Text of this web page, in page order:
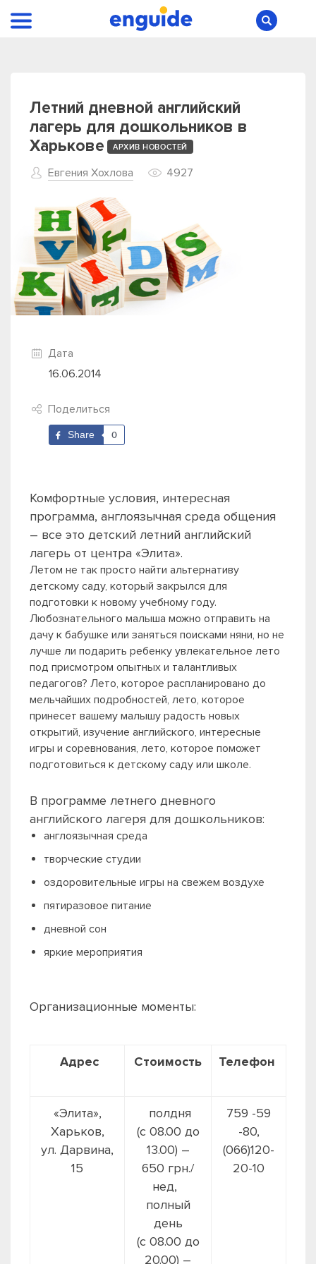
Летний дневной английский
лагерь для дошкольников в
Харькове
АРХИВ НОВОСТЕЙ
Евгения Хохлова 4927
Дата
16.06.2014
Поделиться
Share 0
Комфортные условия, интересная
программа, англоязычная среда общения
– все это детский летний английский
лагерь от центра «Элита».
Летом не так просто найти альтернативу
детскому саду, который закрылся для
подготовки к новому учебному году.
Любознательного малыша можно отправить на
дачу к бабушке или заняться поисками няни, но не
лучше ли подарить ребенку увлекательное лето
под присмотром опытных и талантливых
педагогов? Лето, которое распланировано до
мельчайших подробностей, лето, которое
принесет вашему малышу радость новых
открытий, изучение английского, интересные
игры и соревнования, лето, которое поможет
подготовиться к детскому саду или школе.
В программе летнего дневного
английского лагеря для дошкольников:
англоязычная среда
творческие студии
оздоровительные игры на свежем воздухе
пятиразовое питание
дневной сон
яркие мероприятия
Организационные моменты:
Адрес Стоимость Телефон
«Элита»,
Харьков,
ул. Дарвина,
15
полдня
(с 08.00 до
13.00) –
650 грн./
нед,
полный
день
(с 08.00 до
20.00) –
759 -59
-80,
(066)120-
20-10